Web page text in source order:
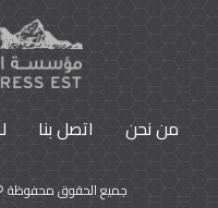
من نحن اتصل بنا
جميع الحقوق محفوظة © 2019 - مؤسسه اليمامة